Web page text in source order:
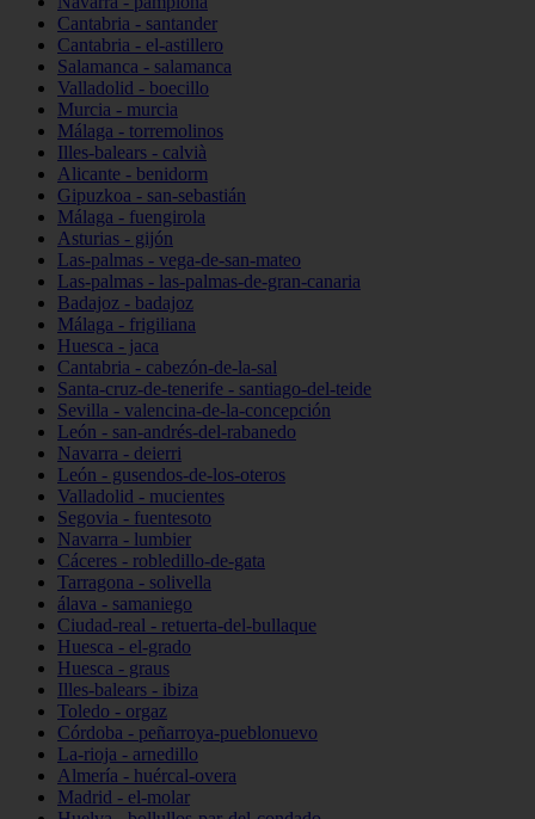
Cantabria - santander
Cantabria - el-astillero
Salamanca - salamanca
Valladolid - boecillo
Murcia - murcia
Málaga - torremolinos
Illes-balears - calvià
Alicante - benidorm
Gipuzkoa - san-sebastián
Málaga - fuengirola
Asturias - gijón
Las-palmas - vega-de-san-mateo
Las-palmas - las-palmas-de-gran-canaria
Badajoz - badajoz
Málaga - frigiliana
Huesca - jaca
Cantabria - cabezón-de-la-sal
Santa-cruz-de-tenerife - santiago-del-teide
Sevilla - valencina-de-la-concepción
León - san-andrés-del-rabanedo
Navarra - deierri
León - gusendos-de-los-oteros
Valladolid - mucientes
Segovia - fuentesoto
Navarra - lumbier
Cáceres - robledillo-de-gata
Tarragona - solivella
álava - samaniego
Ciudad-real - retuerta-del-bullaque
Huesca - el-grado
Huesca - graus
Illes-balears - ibiza
Toledo - orgaz
Córdoba - peñarroya-pueblonuevo
La-rioja - arnedillo
Almería - huércal-overa
Madrid - el-molar